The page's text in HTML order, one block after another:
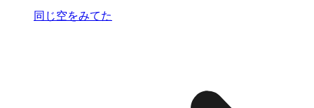
同じ空をみてた